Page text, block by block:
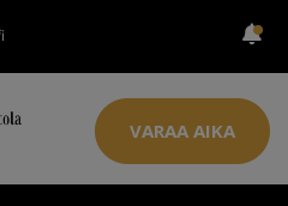
VARAA AIKA